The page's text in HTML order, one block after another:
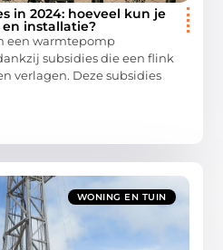
in 2024: hoeveel kun je
installatie?
een warmtepomp
subsidies die een flink
verlagen. Deze subsidies
WONING EN TUIN